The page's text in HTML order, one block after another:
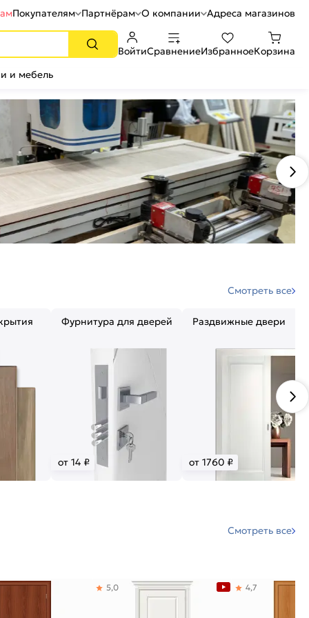
Покупателям Партнёрам О компании Адреса магазинов
ВойтиСравнениеИзбранноеКорзина
и мебель
Смотреть все
Фурнитура для дверей
от 14 ₽
Раздвижные двери
от 1760 ₽
Смотреть все
5,0 4,7